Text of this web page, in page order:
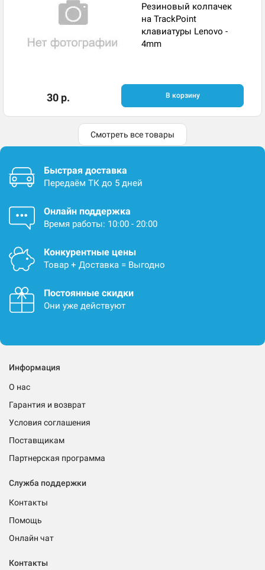
Резиновый колпачек
на TrackPoint
клавиатуры Lenovo -
4mm
30 р. В корзину
Смотреть все товары
Быстрая доставка
Передаём ТК до 5 дней
Онлайн поддержка
Время работы: 10:00 - 20:00
Конкурентные цены
Товар + Доставка = Выгодно
Постоянные скидки
Они уже действуют
Информация
О нас
Гарантия и возврат
Условия соглашения
Поставщикам
Партнерская программа
Служба поддержки
Контакты
Помощь
Онлайн чат
Контакты